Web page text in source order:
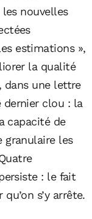
nouvelles
estimations »,
la qualité
dans une lettre
dernier clou : la
capacité de
granulaire les
: le fait
s’y arrête.